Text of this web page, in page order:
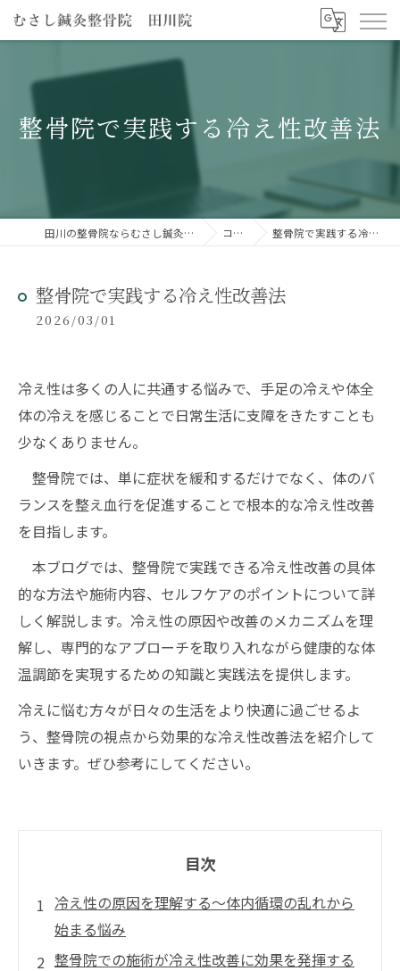
整骨院で実践する冷え性改善法
田川の整骨院ならむさし鍼灸整骨院 田川院 コラム 整骨院で実践する冷え性改善法
整骨院で実践する冷え性改善法
2026/03/01
冷え性は多くの人に共通する悩みで、手足の冷えや体全
体の冷えを感じることで日常生活に支障をきたすことも
少なくありません。
整骨院では、単に症状を緩和するだけでなく、体のバ
ランスを整え血行を促進することで根本的な冷え性改善
を目指します。
本ブログでは、整骨院で実践できる冷え性改善の具体
的な方法や施術内容、セルフケアのポイントについて詳
しく解説します。冷え性の原因や改善のメカニズムを理
解し、専門的なアプローチを取り入れながら健康的な体
温調節を実現するための知識と実践法を提供します。
冷えに悩む方々が日々の生活をより快適に過ごせるよ
う、整骨院の視点から効果的な冷え性改善法を紹介して
いきます。ぜひ参考にしてください。
目次
冷え性の原因を理解する～体内循環の乱れから
始まる悩み
整骨院での施術が冷え性改善に効果を発揮する